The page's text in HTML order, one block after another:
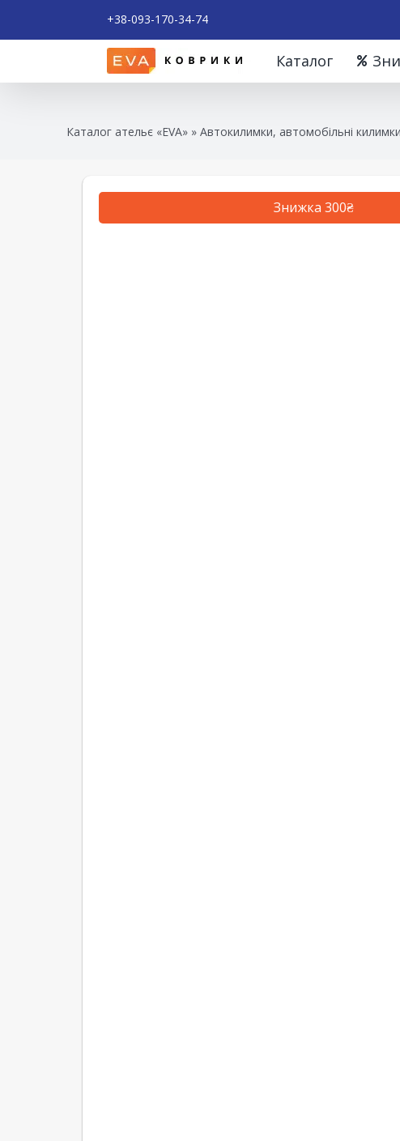
+38-093-170-34-74
Каталог
Каталог ательє «EVA»» Автокилимки, автомобільні
Знижка 300₴